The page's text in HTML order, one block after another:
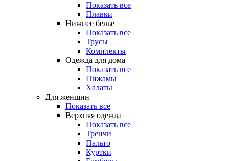
Показать все
Плавки
Нижнее белье
Показать все
Трусы
Комплекты
Одежда для дома
Показать все
Пижамы
Халаты
Для женщин
Показать все
Верхняя одежда
Показать все
Тренчи
Пальто
Куртки